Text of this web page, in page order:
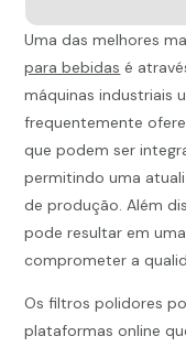
Uma das melhores
para bebidas é
máquinas industriais
frequentemente
que podem ser
permitindo uma
de produção. Além
pode resultar em
comprometer a
Os filtros polidores
plataformas online